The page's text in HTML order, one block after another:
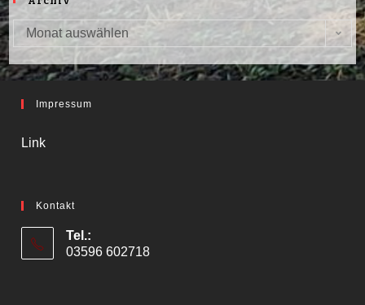
Archiv
Monat auswählen
Impressum
Link
Kontakt
Tel.:
03596 602718